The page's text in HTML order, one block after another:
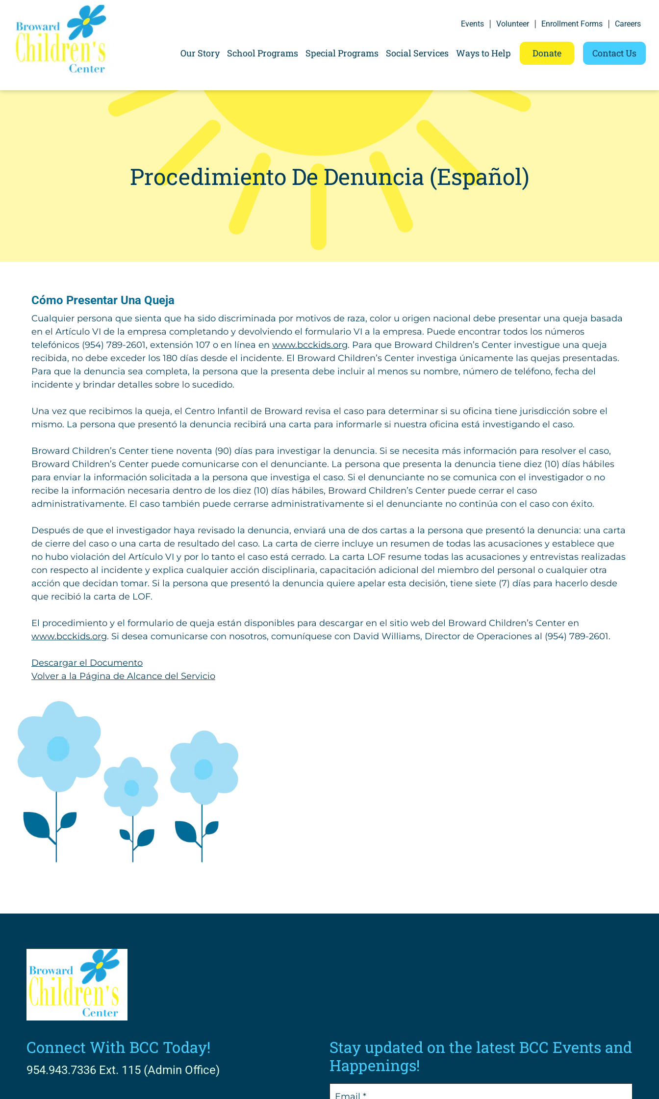
content
Events Volunteer Enrollment Forms Careers
Our Story School Programs Special Programs Social Services Ways to Help Donate Contact Us
Procedimiento De Denuncia (Español)
Cómo Presentar Una Queja
Cualquier persona que sienta que ha sido discriminada por motivos de raza, color u origen nacional debe presentar una queja basada
en el Artículo VI de la empresa completando y devolviendo el formulario VI a la empresa. Puede encontrar todos los números
telefónicos (954) 789-2601, extensión 107 o en línea en www.bcckids.org. Para que Broward Children’s Center investigue una queja
recibida, no debe exceder los 180 días desde el incidente. El Broward Children’s Center investiga únicamente las quejas presentadas.
Para que la denuncia sea completa, la persona que la presenta debe incluir al menos su nombre, número de teléfono, fecha del
incidente y brindar detalles sobre lo sucedido.
Una vez que recibimos la queja, el Centro Infantil de Broward revisa el caso para determinar si su oficina tiene jurisdicción sobre el
mismo. La persona que presentó la denuncia recibirá una carta para informarle si nuestra oficina está investigando el caso.
Broward Children’s Center tiene noventa (90) días para investigar la denuncia. Si se necesita más información para resolver el caso,
Broward Children’s Center puede comunicarse con el denunciante. La persona que presenta la denuncia tiene diez (10) días hábiles
para enviar la información solicitada a la persona que investiga el caso. Si el denunciante no se comunica con el investigador o no
recibe la información necesaria dentro de los diez (10) días hábiles, Broward Children’s Center puede cerrar el caso
administrativamente. El caso también puede cerrarse administrativamente si el denunciante no continúa con el caso con éxito.
Después de que el investigador haya revisado la denuncia, enviará una de dos cartas a la persona que presentó la denuncia: una carta
de cierre del caso o una carta de resultado del caso. La carta de cierre incluye un resumen de todas las acusaciones y establece que
no hubo violación del Artículo VI y por lo tanto el caso está cerrado. La carta LOF resume todas las acusaciones y entrevistas realizadas
con respecto al incidente y explica cualquier acción disciplinaria, capacitación adicional del miembro del personal o cualquier otra
acción que decidan tomar. Si la persona que presentó la denuncia quiere apelar esta decisión, tiene siete (7) días para hacerlo desde
que recibió la carta de LOF.
El procedimiento y el formulario de queja están disponibles para descargar en el sitio web del Broward Children’s Center en
www.bcckids.org. Si desea comunicarse con nosotros, comuníquese con David Williams, Director de Operaciones al (954) 789-2601.
Descargar el Documento
Volver a la Página de Alcance del Servicio
Connect With BCC Today!
954.943.7336 Ext. 115 (Admin Office)
Stay updated on the latest BCC Events and
Happenings!